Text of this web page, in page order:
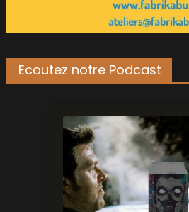
Ecoutez notre Podcast